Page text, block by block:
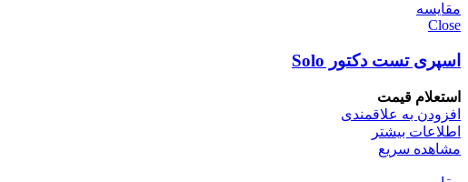
مقایسه
Close
اسپری تست دکتور Solo
استعلام قیمت
افزودن به علاقمندی
اطلاعات بیشتر
مشاهده سریع